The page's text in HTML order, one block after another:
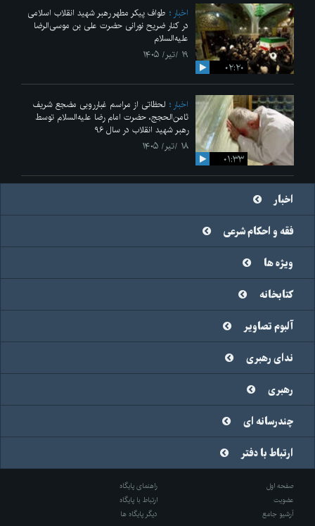
۰۲:۲۰
اخبار
طواف پیکر مطهر رهبر شهید انقلاب اسلامی
در کنار ضریح نورانی حضرت علی‌ بن موسی‌الرضا
علیه‌السلام
۱۹ /تیر/ ۱۴۰۵
۰۱:۳۳
اخبار
لحظاتی از مراسم غبارروبی مضجع شریف
ثامن‌الحجج، حضرت امام رضا علیه‌السلام توسط
رهبر شهید انقلاب در سال ۹۶
۱۸ /تیر/ ۱۴۰۵
اخبار
فقه و احکام شرعی
ویژه ها
کتابخانه
آلبوم تصاویر
ندای رهبری
رهبری
چندرسانه ای
ارتباط با دفتر
صفحه اول
راهنمای پایگاه
عضویت
ارتباط با پایگاه
آرشیو جامع
دیگر پایگاه ها